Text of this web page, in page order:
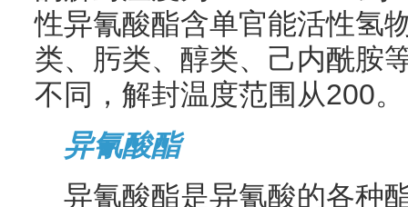
性异氰酸酯含单官能活性氢
类、肟类、醇类、己内酰胺
不同，解封温度范围从200。
异氰酸酯
异氰酸酯是异氰酸的各种